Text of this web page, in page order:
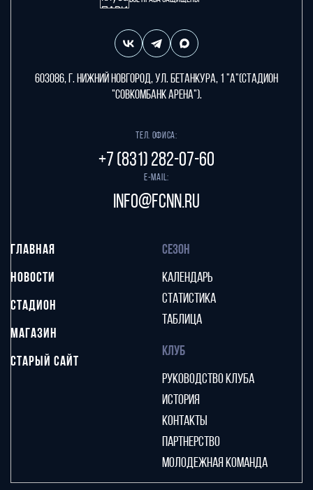
603086, г. Нижний Новгород, ул. Бетанкура, 1 "А"(стадион
"СОВКОМБАНК АРЕНА").
Тел. офиса:
+7 (831) 282-07-60
E-mail:
info@fcnn.ru
ГЛАВНАЯ
НОВОСТИ
СТАДИОН
МАГАЗИН
СТАРЫЙ САЙТ
СЕЗОН
КАЛЕНДАРЬ
СТАТИСТИКА
ТАБЛИЦА
КЛУБ
РУКОВОДСТВО КЛУБА
ИСТОРИЯ
КОНТАКТЫ
ПАРТНЕРСТВО
МОЛОДЕЖНАЯ КОМАНДА